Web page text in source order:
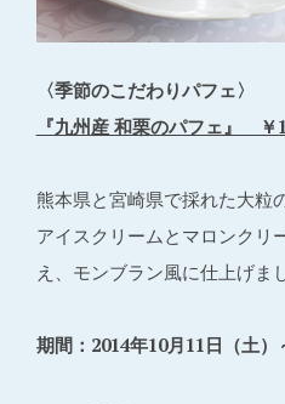
〈季節のこだわりパフェ〉
『九州産 和栗のパフェ』 ￥
熊本県と宮崎県で採れた大粒
アイスクリームとマロンクリ
え、モンブラン風に仕上げま
期間：2014年10月11日（土）